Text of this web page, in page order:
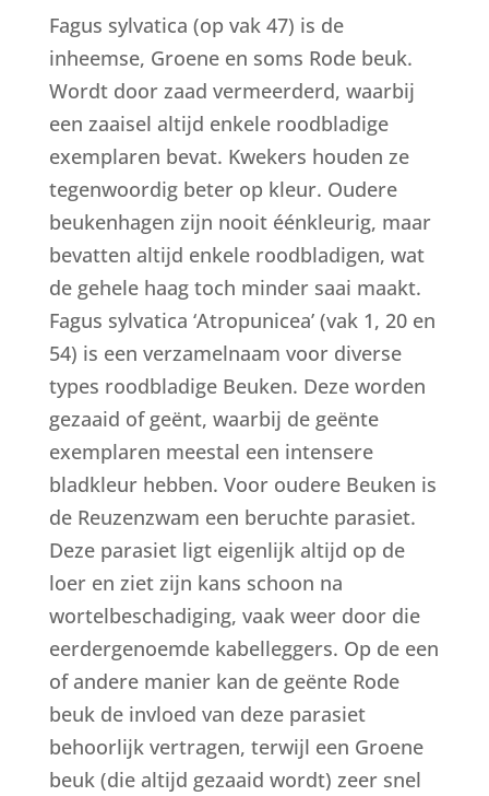
Fagus sylvatica (op vak 47) is de
inheemse, Groene en soms Rode beuk.
Wordt door zaad vermeerderd, waarbij
een zaaisel altijd enkele roodbladige
exemplaren bevat. Kwekers houden ze
tegenwoordig beter op kleur. Oudere
beukenhagen zijn nooit éénkleurig, maar
bevatten altijd enkele roodbladigen, wat
de gehele haag toch minder saai maakt.
Fagus sylvatica ‘Atropunicea’ (vak 1, 20 en
54) is een verzamelnaam voor diverse
types roodbladige Beuken. Deze worden
gezaaid of geënt, waarbij de geënte
exemplaren meestal een intensere
bladkleur hebben. Voor oudere Beuken is
de Reuzenzwam een beruchte parasiet.
Deze parasiet ligt eigenlijk altijd op de
loer en ziet zijn kans schoon na
wortelbeschadiging, vaak weer door die
eerdergenoemde kabelleggers. Op de een
of andere manier kan de geënte Rode
beuk de invloed van deze parasiet
behoorlijk vertragen, terwijl een Groene
beuk (die altijd gezaaid wordt) zeer snel